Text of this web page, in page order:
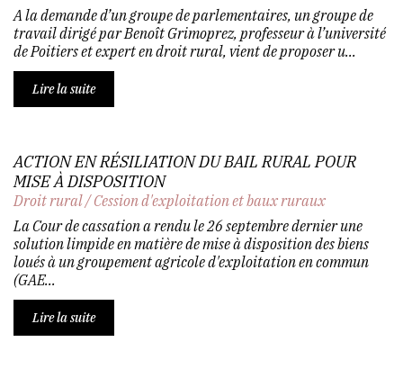
A la demande d’un groupe de parlementaires, un groupe de
travail dirigé par Benoît Grimoprez, professeur à l’université
de Poitiers et expert en droit rural, vient de proposer u...
Lire la suite
ACTION EN RÉSILIATION DU BAIL RURAL POUR
MISE À DISPOSITION
Droit rural/Cession d'exploitation et baux ruraux
La Cour de cassation a rendu le 26 septembre dernier une
solution limpide en matière de mise à disposition des biens
loués à un groupement agricole d'exploitation en commun
(GAE...
Lire la suite